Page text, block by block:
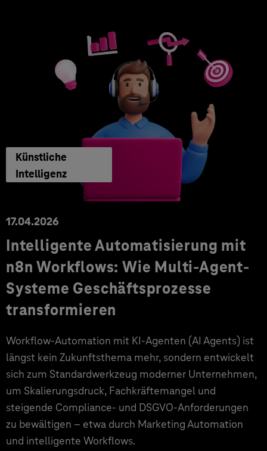
Künstliche
Intelligenz
17.04.2026
Intelligente Automatisierung mit
n8n Workflows: Wie Multi-Agent-
Systeme Geschäftsprozesse
transformieren
Workflow-Automation mit KI-Agenten (AI Agents) ist
längst kein Zukunftsthema mehr, sondern entwickelt
sich zum Standardwerkzeug moderner Unternehmen,
um Skalierungsdruck, Fachkräftemangel und
steigende Compliance- und DSGVO-Anforderungen
zu bewältigen – etwa durch Marketing Automation
und intelligente Workflows.